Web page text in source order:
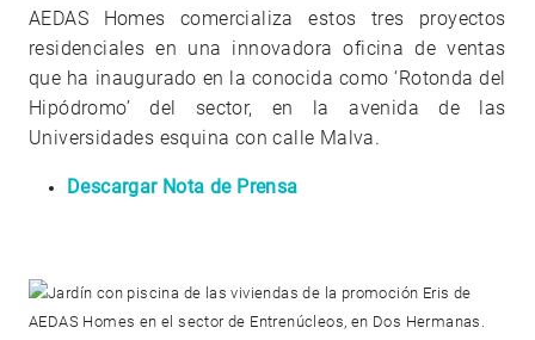
AEDAS Homes comercializa estos tres proyectos
residenciales en una innovadora oficina de ventas
que ha inaugurado en la conocida como ‘Rotonda del
Hipódromo’ del sector, en la avenida de las
Universidades esquina con calle Malva.
Descargar Nota de Prensa